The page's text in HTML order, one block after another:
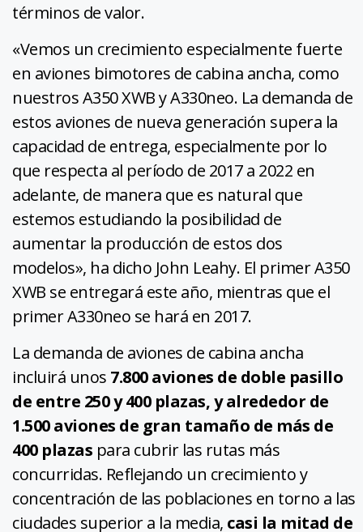
términos de valor.
«Vemos un crecimiento especialmente fuerte
en aviones bimotores de cabina ancha, como
nuestros A350 XWB y A330neo. La demanda de
estos aviones de nueva generación supera la
capacidad de entrega, especialmente por lo
que respecta al período de 2017 a 2022 en
adelante, de manera que es natural que
estemos estudiando la posibilidad de
aumentar la producción de estos dos
modelos», ha dicho John Leahy. El primer A350
XWB se entregará este año, mientras que el
primer A330neo se hará en 2017.
La demanda de aviones de cabina ancha
incluirá unos 7.800 aviones de doble pasillo
de entre 250 y 400 plazas, y alrededor de
1.500 aviones de gran tamaño de más de
400 plazas para cubrir las rutas más
concurridas. Reflejando un crecimiento y
concentración de las poblaciones en torno a las
ciudades superior a la media, casi la mitad de